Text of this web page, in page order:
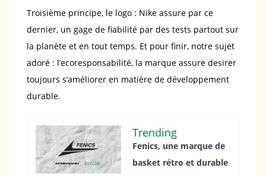
Troisième principe, le logo : Nike assure par ce
dernier, un gage de fiabilité par des tests partout sur
la planète et en tout temps. Et pour finir, notre sujet
adoré : l’ecoresponsabilité, la marque assure desirer
toujours s’améliorer en matière de développement
durable.
Trending
Fenics, une marque de
basket rétro et durable